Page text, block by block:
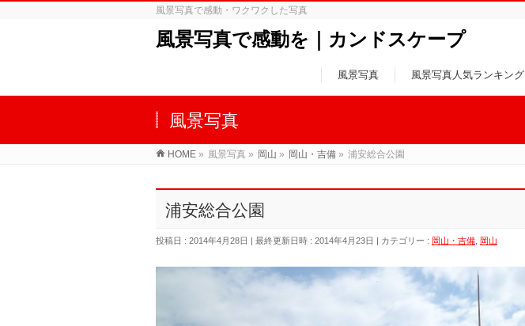
風景写真で感動・ワクワクした写真
風景写真で感動を｜カンドスケープ
風景写真 風景写真人気ランキング
風景写真
HOME » 風景写真 » 岡山 » 岡山・吉備 » 浦安総合公園
浦安総合公園
投稿日 : 2014年4月28日 最終更新日時 : 2014年4月23日 カテゴリー : 岡山・吉備 岡山